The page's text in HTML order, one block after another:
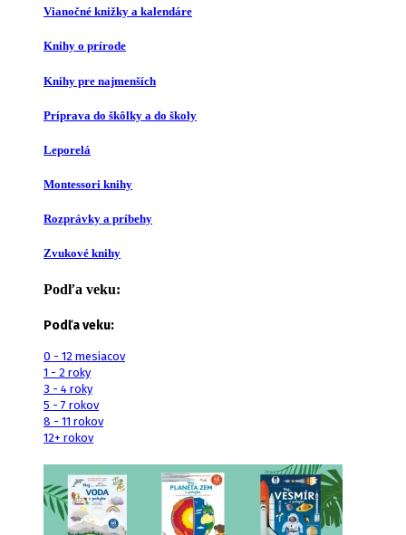
Vianočné knižky a kalendáre
Knihy o prírode
Knihy pre najmenších
Príprava do škôlky a do školy
Leporelá
Montessori knihy
Rozprávky a príbehy
Zvukové knihy
Podľa veku:
Podľa veku:
0 - 12 mesiacov
1 - 2 roky
3 - 4 roky
5 - 7 rokov
8 - 11 rokov
12+ rokov